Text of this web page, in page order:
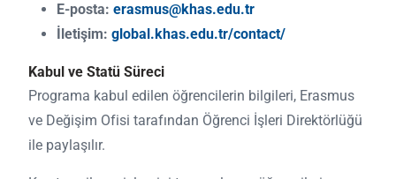
E-posta: erasmus@khas.edu.tr
İletişim: global.khas.edu.tr/contact/
Kabul ve Statü Süreci
Programa kabul edilen öğrencilerin bilgileri, Erasmus
ve Değişim Ofisi tarafından Öğrenci İşleri Direktörlüğü
ile paylaşılır.